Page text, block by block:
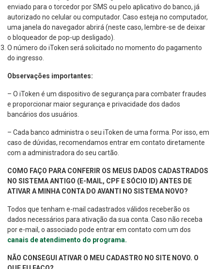
enviado para o torcedor por SMS ou pelo aplicativo do banco, já
autorizado no celular ou computador. Caso esteja no computador,
uma janela do navegador abrirá (neste caso, lembre-se de deixar
o bloqueador de pop-up desligado).
O número do iToken será solicitado no momento do pagamento
do ingresso.
Observações importantes:
– O iToken é um dispositivo de segurança para combater fraudes
e proporcionar maior segurança e privacidade dos dados
bancários dos usuários.
– Cada banco administra o seu iToken de uma forma. Por isso, em
caso de dúvidas, recomendamos entrar em contato diretamente
com a administradora do seu cartão.
COMO FAÇO PARA CONFERIR OS MEUS DADOS CADASTRADOS
NO SISTEMA ANTIGO (E-MAIL, CPF E SÓCIO ID) ANTES DE
ATIVAR A MINHA CONTA DO AVANTI NO SISTEMA NOVO?
Todos que tenham e-mail cadastrados válidos receberão os
dados necessários para ativação da sua conta. Caso não receba
por e-mail, o associado pode entrar em contato com um dos
canais de atendimento do programa.
NÃO CONSEGUI ATIVAR O MEU CADASTRO NO SITE NOVO. O